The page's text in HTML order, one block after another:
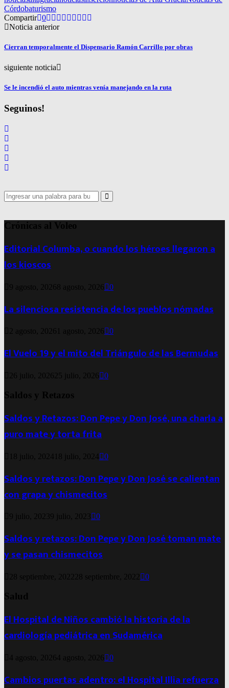
Córdobaturismo
Compartir 0
Noticia anterior
Cierran temporalmente el Dispensario Ramón Carrillo por obras
siguiente noticia
Se le incendió el auto mientras venía manejando en la ruta
Seguinos!
Search
for:
Search
Crónicas al Voleo
Editorial Columba, o cuando los héroes llegaron a
los kioscos
9 agosto, 20268 agosto, 2026 0
La silenciosa resistencia de los pueblos nómadas
2 agosto, 2026 1 agosto, 2026 0
El Vuelo 19 y el mito del Triángulo de las Bermudas
26 julio, 2026 25 julio, 2026 0
Saldos y Retazos
Saldos y Retazos: Don Pepe y Don José, una charla a
puro mate y torta frita
18 julio, 2024 18 julio, 2024 0
Saldos y retazos: Don Pepe y Don José se calientan
con grapa y chismecitos
9 julio, 20239 julio, 2023 0
Saldos y retazos: Don Pepe y Don José toman mate
y se pasan chismecitos
28 septiembre, 2022 28 septiembre, 2022 0
Salud
El Hospital de Niños cambió la historia de la
cardiología pediátrica en Sudamérica
4 agosto, 20264 agosto, 2026 0
Cambios puertas adentro: el Hospital Illia refuerza